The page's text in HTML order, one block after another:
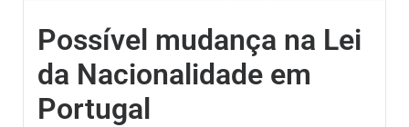
Possível mudança na Lei
da Nacionalidade em
Portugal